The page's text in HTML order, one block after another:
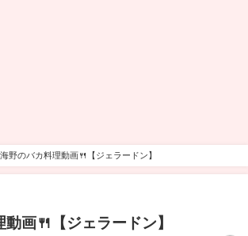
海野のバカ料理動画🍴【ジェラードン】
画🍴【ジェラードン】